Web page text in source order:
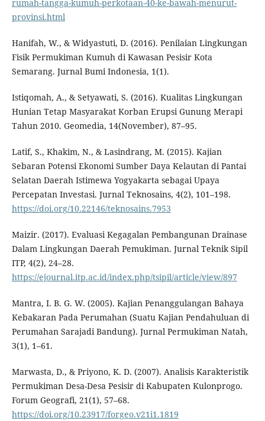
rumah-tangga-kumuh-perkotaan-40-ke-bawah-menurut-
provinsi.html
Hanifah, W., & Widyastuti, D. (2016). Penilaian Lingkungan
Fisik Permukiman Kumuh di Kawasan Pesisir Kota
Semarang. Jurnal Bumi Indonesia, 1(1).
Istiqomah, A., & Setyawati, S. (2016). Kualitas Lingkungan
Hunian Tetap Masyarakat Korban Erupsi Gunung Merapi
Tahun 2010. Geomedia, 14(November), 87–95.
Latif, S., Khakim, N., & Lasindrang, M. (2015). Kajian
Sebaran Potensi Ekonomi Sumber Daya Kelautan di Pantai
Selatan Daerah Istimewa Yogyakarta sebagai Upaya
Percepatan Investasi. Jurnal Teknosains, 4(2), 101–198.
https://doi.org/10.22146/teknosains.7953
Maizir. (2017). Evaluasi Kegagalan Pembangunan Drainase
Dalam Lingkungan Daerah Pemukiman. Jurnal Teknik Sipil
ITP, 4(2), 24–28.
https://ejournal.itp.ac.id/index.php/tsipil/article/view/897
Mantra, I. B. G. W. (2005). Kajian Penanggulangan Bahaya
Kebakaran Pada Perumahan (Suatu Kajian Pendahuluan di
Perumahan Sarajadi Bandung). Jurnal Permukiman Natah,
3(1), 1–61.
Marwasta, D., & Priyono, K. D. (2007). Analisis Karakteristik
Permukiman Desa-Desa Pesisir di Kabupaten Kulonprogo.
Forum Geografi, 21(1), 57–68.
https://doi.org/10.23917/forgeo.v21i1.1819